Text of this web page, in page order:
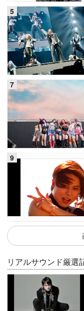
リアルサウンド厳選